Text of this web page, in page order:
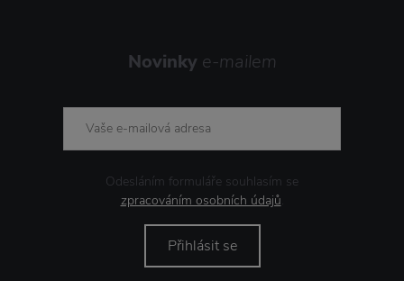
Novinky e-mailem
Odesláním formuláře souhlasím se
zpracováním osobních údajů.
Přihlásit se